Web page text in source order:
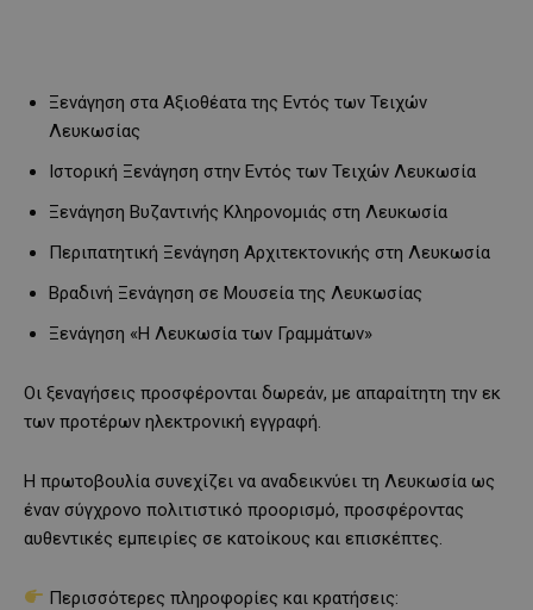
Ξενάγηση στα Αξιοθέατα της Εντός των Τειχών
Λευκωσίας
Ιστορική Ξενάγηση στην Εντός των Τειχών Λευκωσία
Ξενάγηση Βυζαντινής Κληρονομιάς στη Λευκωσία
Περιπατητική Ξενάγηση Αρχιτεκτονικής στη Λευκωσία
Βραδινή Ξενάγηση σε Μουσεία της Λευκωσίας
Ξενάγηση «Η Λευκωσία των Γραμμάτων»
Οι ξεναγήσεις προσφέρονται δωρεάν, με απαραίτητη την εκ
των προτέρων ηλεκτρονική εγγραφή.
Η πρωτοβουλία συνεχίζει να αναδεικνύει τη Λευκωσία ως
έναν σύγχρονο πολιτιστικό προορισμό, προσφέροντας
αυθεντικές εμπειρίες σε κατοίκους και επισκέπτες.
Περισσότερες πληροφορίες και κρατήσεις: